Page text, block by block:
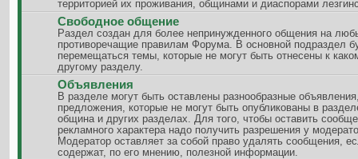
территорией их проживания, общинами и диаспорами
Свободное общение
Раздел создан для более непринужденного общения на
противоречащие правилам Форума. В основной подраздел
перемещаться темы, которые не могут быть отнесены к
другому разделу.
Объявления
В разделе могут быть оставлены разнообразные
предложения, которые не могут быть опубликованы в
община и других разделах. Для того, чтобы оставить
рекламного характера надо получить разрешения у
Модератор оставляет за собой право удалять сообщения,
содержат, по его мнению, полезной информации.